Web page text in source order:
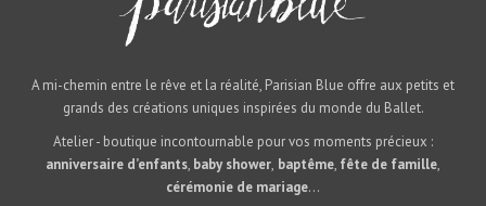
A mi-chemin entre le rêve et la réalité, Parisian Blue offre aux petits et
grands des créations uniques inspirées du monde du Ballet.
Atelier - boutique incontournable pour vos moments précieux :
anniversaire d’enfants, baby shower, baptême, fête de famille,
cérémonie de mariage...